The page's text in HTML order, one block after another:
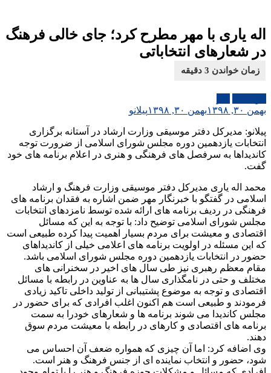
اله یاری با مهر مطرح کرد؛ جای خالی فرهنگ
در شعارهای انتخاباتی
بهمن ۳۰, ۱۳۹۸
بهمن ۳۰, ۱۳۹۸ پیلانو
پیلانو: مدیرکل دفتر موسیقی وزارت ارشاد در آستانه برگزاری
انتخابات یازدهمین دوره مجلس شورای اسلامی از ضرورت توجه
کاندیداها به سرفصل های فرهنگی و هنری در اعلام برنامه های خود
گفت.
محمد اله یاری مدیرکل دفتر موسیقی وزارت فرهنگ و ارشاد
اسلامی در گفتگو با خبرنگار مهر ضمن اشاره به فقدان برنامه های
فرهنگی در ردیف برنامه های ارائه شده توسط نامزدهای انتخابات
مجلس شورای اسلامی توضیح داد: با توجه به این که مسائل
اقتصادی و معیشت برای مردم بسیار اهمیت پیدا کرده طبیعی است
که این مسئله در اولویت برنامه های اعلامی خیلی از کاندیداهای
حضور در انتخابات یازدهمین دوره مجلس شورای اسلامی باشد.
مقام معظم رهبری نیز طی سال های اخیر در سخنرانی های
مختلف و حتی در نامگذاری سال ها به عناوین در رابطه با مسائل
اقتصادی و توجه به موضوع پشتیبانی از تولید داخلی تاکید زیادی
فرمودند و طبیعی است هم اکنون اغلب افرادی که برای حضور در
مجلس کاندیدا می شوند برنامه ها و شعارهای خودرا به سمت
برنامه های اقتصادی و کارهای در رابطه با معیشت مردم سوق
دهند.
وی اضافه کرد: اما آن چیزی که همواره ضعف آن احساس می
شود، حضور و انتخاب نماینده ای از جنس فرهنگ و هنر است.